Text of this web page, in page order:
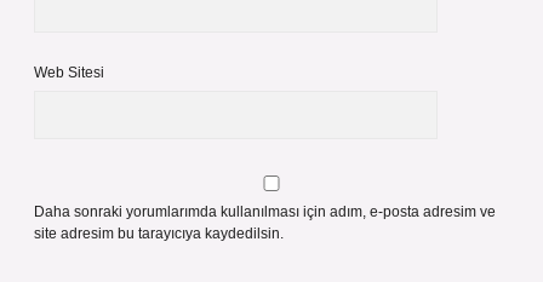
Web Sitesi
Daha sonraki yorumlarımda kullanılması için adım, e-posta adresim ve
site adresim bu tarayıcıya kaydedilsin.